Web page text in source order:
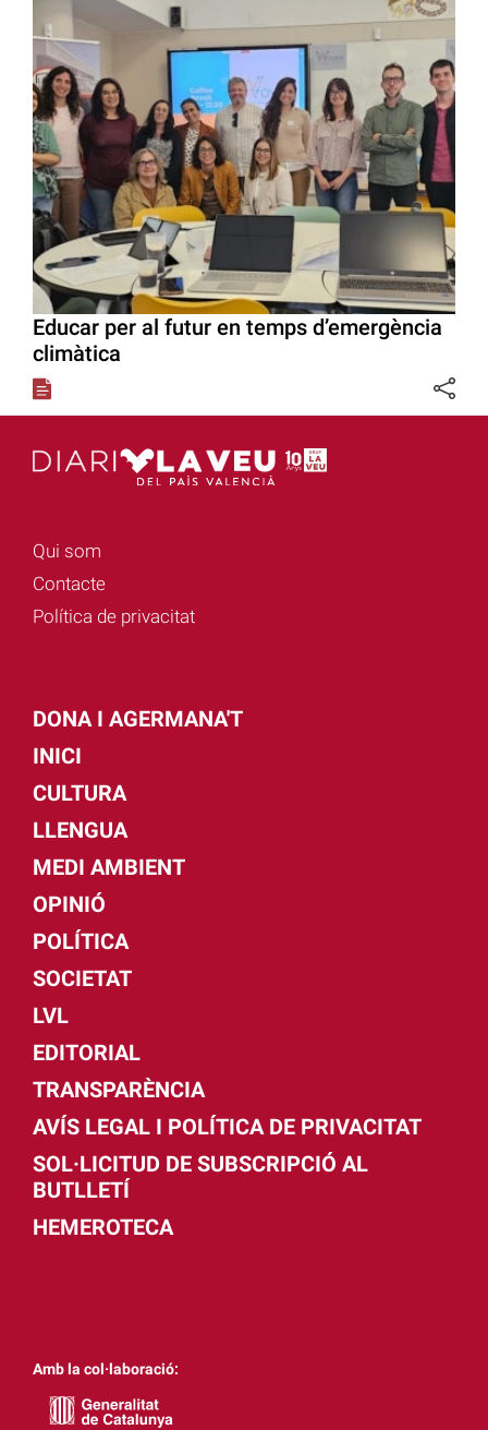
Educar per al futur en temps d’emergència
climàtica
Qui som
Contacte
Política de privacitat
DONA I AGERMANA'T
INICI
CULTURA
LLENGUA
MEDI AMBIENT
OPINIÓ
POLÍTICA
SOCIETAT
LVL
EDITORIAL
TRANSPARÈNCIA
AVÍS LEGAL I POLÍTICA DE PRIVACITAT
SOL·LICITUD DE SUBSCRIPCIÓ AL
BUTLLETÍ
HEMEROTECA
Amb la col·laboració: